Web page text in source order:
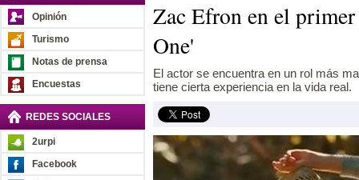
Opinión
Turismo
Notas de prensa
Encuestas
REDES SOCIALES
2urpi
Facebook
Zac Efron en el
One'
El actor se encuentra en un rol más
tiene cierta experiencia en la vida real.